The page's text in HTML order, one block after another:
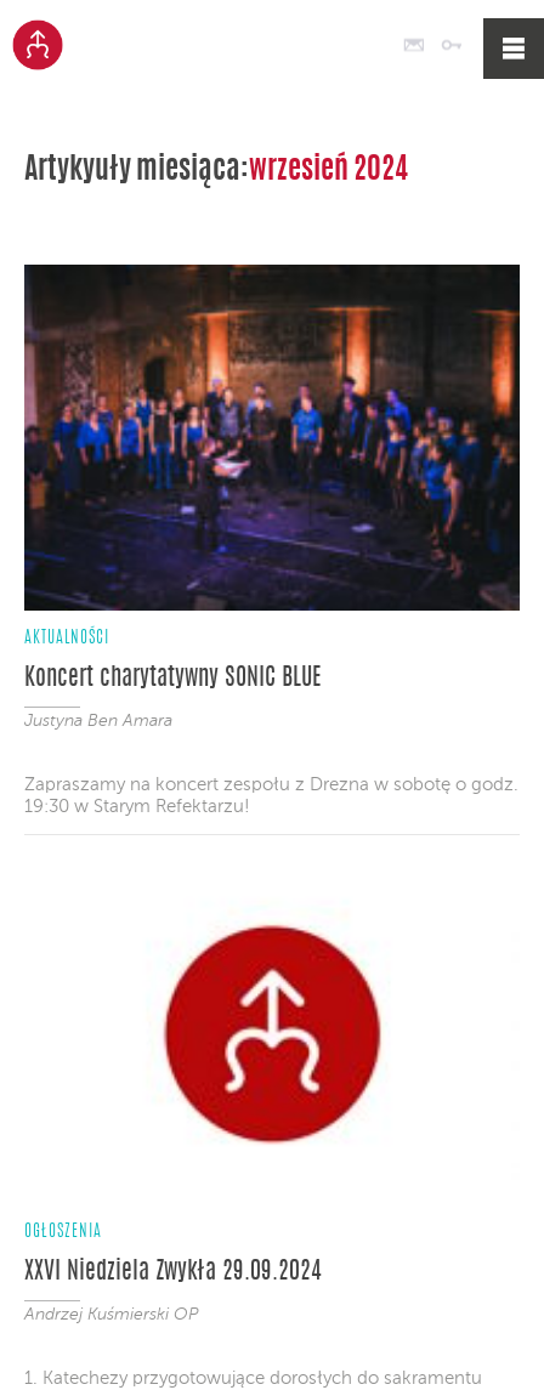
Poczta
Artykyuły miesiąca:wrzesień 2024
AKTUALNOŚCI
Koncert charytatywny SONIC BLUE
Justyna Ben Amara
Zapraszamy na koncert zespołu z Drezna w sobotę o godz.
19:30 w Starym Refektarzu!
OGŁOSZENIA
XXVI Niedziela Zwykła 29.09.2024
Andrzej Kuśmierski OP
1. Katechezy przygotowujące dorosłych do sakramentu